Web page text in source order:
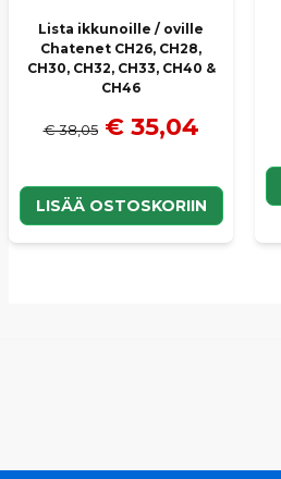
Lista ikkunoille / oville
Chatenet CH26, CH28,
CH30, CH32, CH33, CH40 &
CH46
€ 38,05 € 35,04
LISÄÄ OSTOSKORIIN